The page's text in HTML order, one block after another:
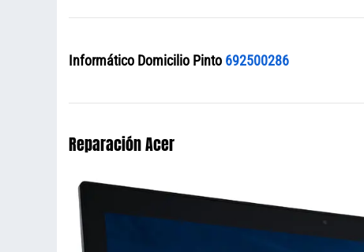
Informático Domicilio Pinto 692500286
Reparación Acer